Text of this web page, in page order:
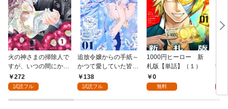
火の神さまの掃除人で
すが、いつの間にか花
嫁として溺愛されてい
ます【単話】（１）
272
試読フル
追放令嬢からの手紙～
かつて愛していた皆さ
まへ 私のことなどお忘
れですか？～【単話】
138
試読フル
1000円ヒーロー 新
札版【単話】（１）
0
無料
9.5